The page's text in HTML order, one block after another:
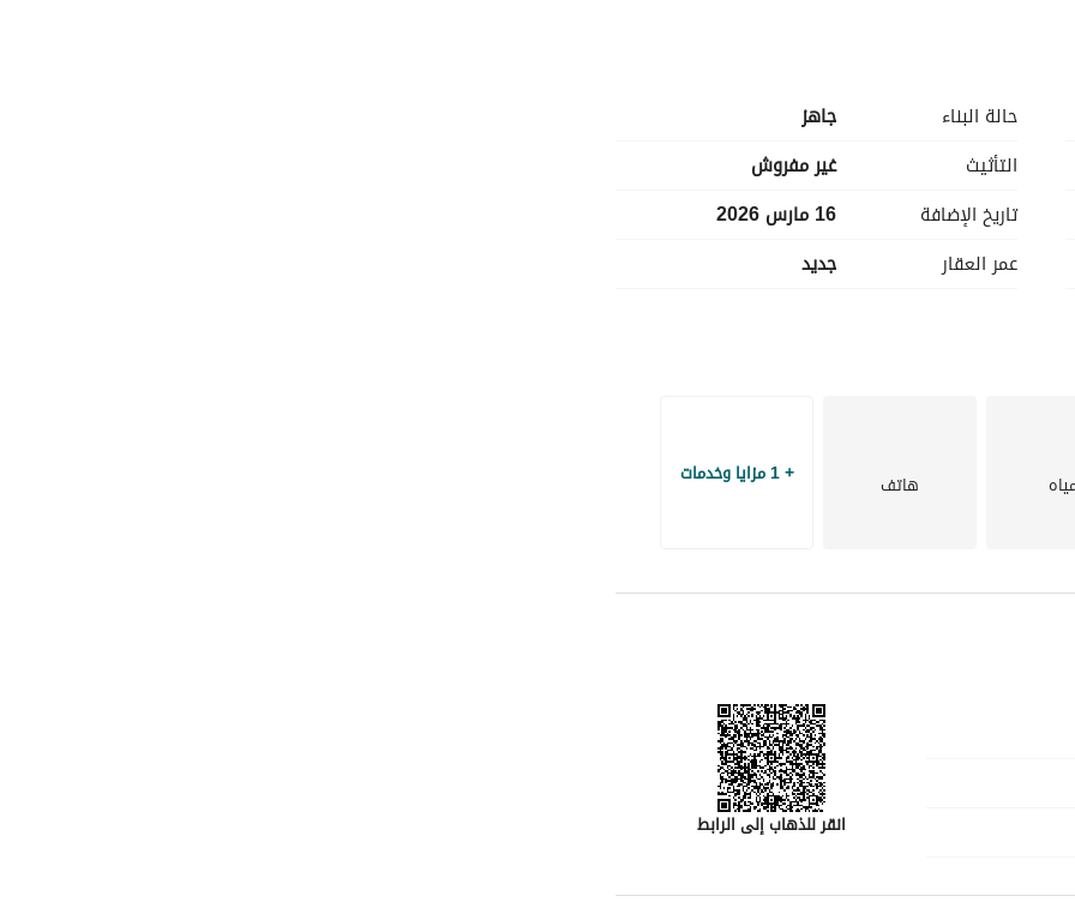
والصيانة.
حالة البناء
جاهز
التأثيث
غير مفروش
تاريخ الإضافة
16 مارس 2026
عمر العقار
جديد
هاتف + 1 مزايا وخدمات
انقر للذهاب إلى الرابط